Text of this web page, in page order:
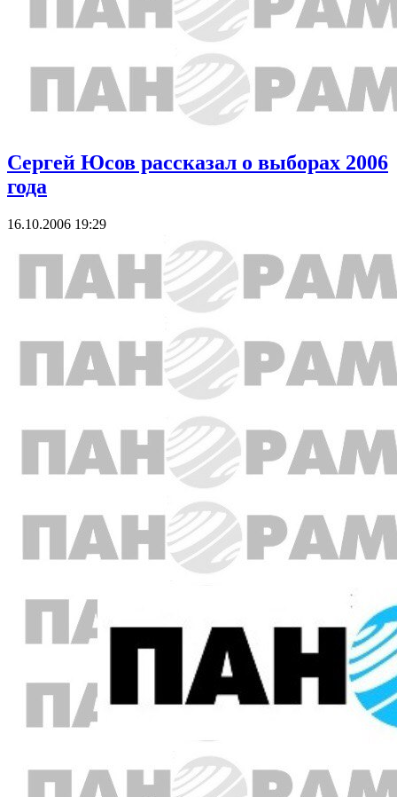
Сергей Юсов рассказал о выборах 2006
года
16.10.2006 19:29